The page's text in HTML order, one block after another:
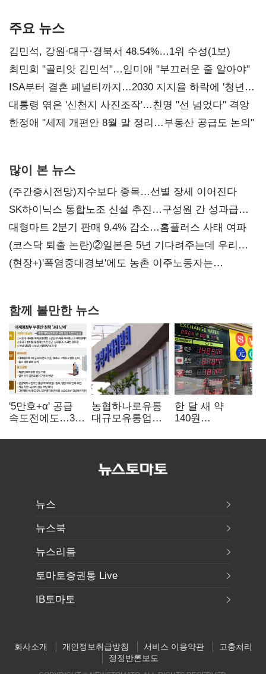
주요 뉴스
김민석, 강원·대구·경북서 48.54%…1위 수성(1보)
최민희 "골리앗 김민석"…임미애 "부끄러운 줄 알아야"
ISA부터 결혼 페널티까지…2030 지지율 하락에 '청년
챙기기'
대통령 엮은 '신천지 사진조작'…친명 "선 넘었다" 격앙
한정애 "세제 개편안 8월 말 정리…부동산 공급도 논의"
많이 본 뉴스
(주간증시전망)지수보다 종목…선별 장세 이어진다
SK하이닉스 통합노조 신설 추진…구성원 간 성과급
불만 확산
대형마트 2분기 판매 9.4% 감소…홈플러스 사태 여파
(코스닥 퇴출 논란)②일본은 5년 기다려주는데 우리는
당장 퇴출?…시간만으론 부족한 코스닥 구하기
(현장+)'폭염중대경보'에도 농촌 이주노동자는
함께 볼만한 뉴스
'5만호+α' 공급
속도전에도…3대
농협하나로유통
대규모유통업법
공정위, 과징금
부과
한 달 새 약
140원
엔저'에 원화
뉴스
뉴스북
뉴스리듬
토마토증권통 Live
IB토마토
회사소개 개인정보취급방침 서비스 이용약관
고충처리
정정반론보도